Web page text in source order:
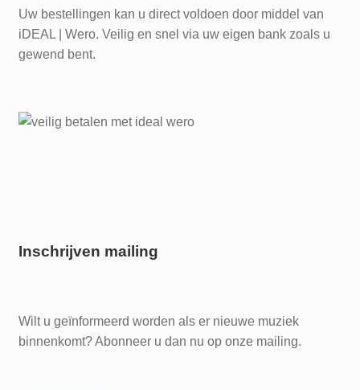
Uw bestellingen kan u direct voldoen door middel van
iDEAL | Wero. Veilig en snel via uw eigen bank zoals u
gewend bent.
Inschrijven mailing
Wilt u geïnformeerd worden als er nieuwe muziek
binnenkomt? Abonneer u dan nu op onze mailing.